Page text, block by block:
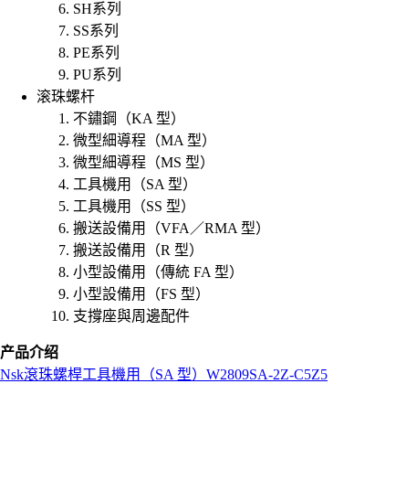
SH系列
SS系列
PE系列
PU系列
滚珠螺杆
不鏽鋼（KA 型）
微型細導程（MA 型）
微型細導程（MS 型）
工具機用（SA 型）
工具機用（SS 型）
搬送設備用（VFA／RMA 型）
搬送設備用（R 型）
小型設備用（傳統 FA 型）
小型設備用（FS 型）
支撐座與周邊配件
产品介绍
Nsk滾珠螺桿工具機用（SA 型） W2809SA-2Z-C5Z5